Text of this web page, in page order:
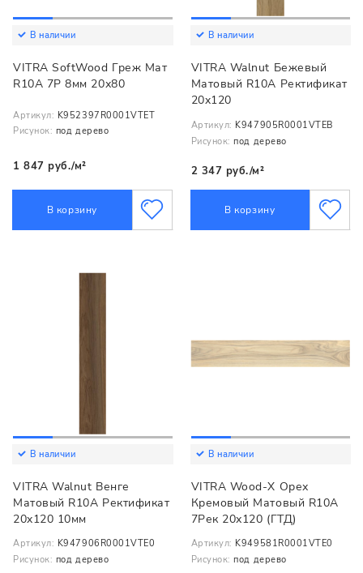
В наличии
VITRA SoftWood Греж Мат
R10A 7Р 8мм 20х80
Артикул: K952397R0001VTET
Рисунок: под дерево
1 847 руб./м²
В корзину
В наличии
VITRA Walnut Бежевый
Матовый R10A Ректификат
20x120
Артикул: K947905R0001VTEB
Рисунок: под дерево
2 347 руб./м²
В корзину
В наличии
VITRA Walnut Венге
Матовый R10A Ректификат
20x120 10мм
Артикул: K947906R0001VTE0
Рисунок: под дерево
В наличии
VITRA Wood-X Орех
Кремовый Матовый R10A
7Рек 20х120 (ГТД)
Артикул: K949581R0001VTE0
Рисунок: под дерево